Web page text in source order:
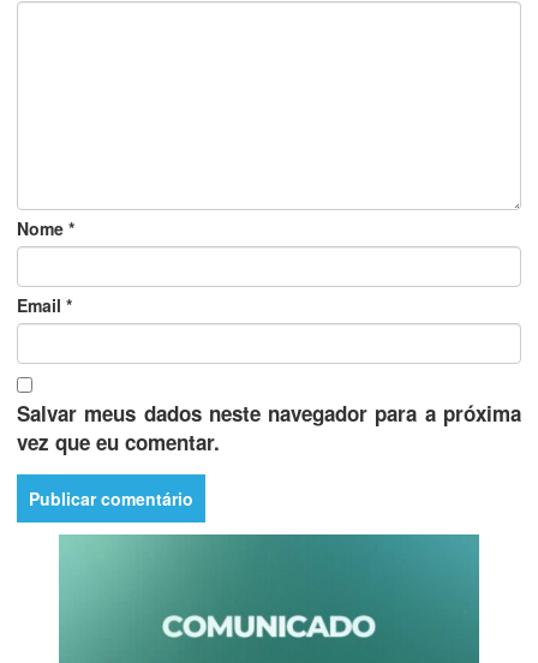
Nome *
Email *
Salvar meus dados neste navegador para a próxima
vez que eu comentar.